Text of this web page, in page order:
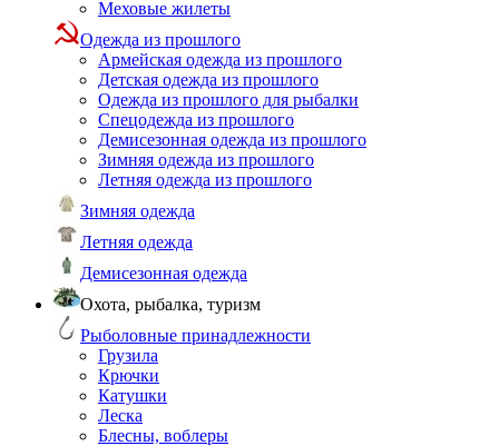
Меховые жилеты
Одежда из прошлого
Армейская одежда из прошлого
Детская одежда из прошлого
Одежда из прошлого для рыбалки
Спецодежда из прошлого
Демисезонная одежда из прошлого
Зимняя одежда из прошлого
Летняя одежда из прошлого
Зимняя одежда
Летняя одежда
Демисезонная одежда
Охота, рыбалка, туризм
Рыболовные принадлежности
Грузила
Крючки
Катушки
Леска
Блесны, воблеры